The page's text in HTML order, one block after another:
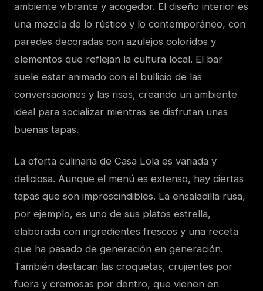
ambiente vibrante y acogedor. El diseño interior es
una mezcla de lo rústico y lo contemporáneo, con
paredes decoradas con azulejos coloridos y
elementos que reflejan la cultura local. El bar
suele estar animado con el bullicio de las
conversaciones y las risas, creando un ambiente
ideal para socializar mientras se disfrutan unas
buenas tapas.
La oferta culinaria de Casa Lola es variada y
deliciosa. Aunque el menú es extenso, hay ciertas
tapas que son imprescindibles. La ensaladilla rusa,
por ejemplo, es uno de sus platos estrella,
elaborada con ingredientes frescos y una receta
que ha pasado de generación en generación.
También destacan las croquetas, crujientes por
fuera y cremosas por dentro, que vienen en